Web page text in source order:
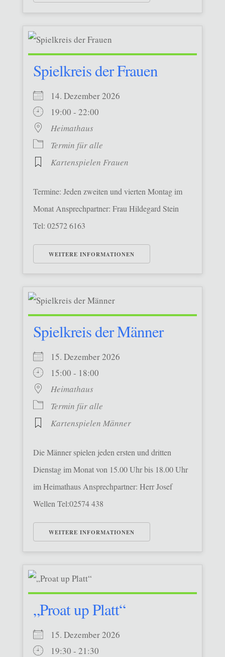
Spielkreis der Frauen
14. Dezember 2026
19:00 - 22:00
Heimathaus
Termin für alle
Kartenspielen Frauen
Termine: Jeden zweiten und vierten Montag im
Monat Ansprechpartner: Frau Hildegard Stein
Tel: 02572 6163
WEITERE INFORMATIONEN
Spielkreis der Männer
15. Dezember 2026
15:00 - 18:00
Heimathaus
Termin für alle
Kartenspielen Männer
Die Männer spielen jeden ersten und dritten
Dienstag im Monat von 15.00 Uhr bis 18.00 Uhr
im Heimathaus Ansprechpartner: Herr Josef
Wellen Tel:02574 438
WEITERE INFORMATIONEN
„Proat up Platt“
15. Dezember 2026
19:30 - 21:30